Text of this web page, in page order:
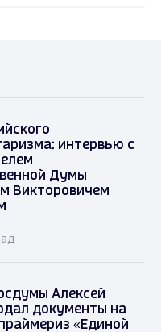
интервью с
Думы
Викторовичем
Алексей
документы на
«Единой